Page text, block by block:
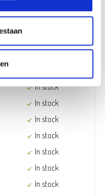
In stock
In stock
In stock
In stock
In stock
In stock
In stock